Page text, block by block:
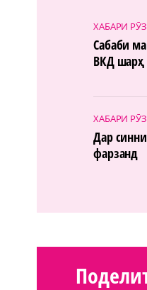
ХАБАРИ РӮЗ
Сабаби
ВКД
ХАБАРИ РӮЗ
Дар
фарзанд